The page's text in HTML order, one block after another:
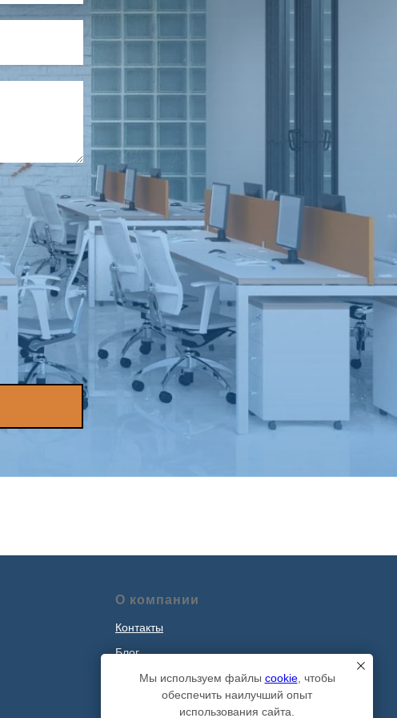
Мы используем файлы cookie, чтобы
обеспечить наилучший опыт
использования сайта.
О компании
Контакты
Блог
Наши проекты
Политика обработки персональных